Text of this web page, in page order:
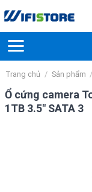
to
Trang chủ / Sản phẩm /
Ổ cứng camera
1TB 3.5″ SATA 3